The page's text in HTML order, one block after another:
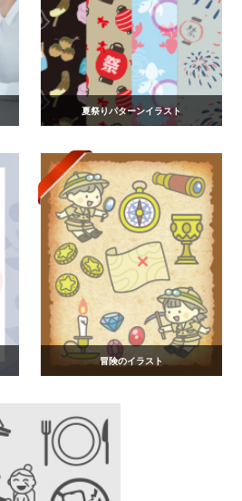
夏祭りパターンイラスト
冒険のイラスト